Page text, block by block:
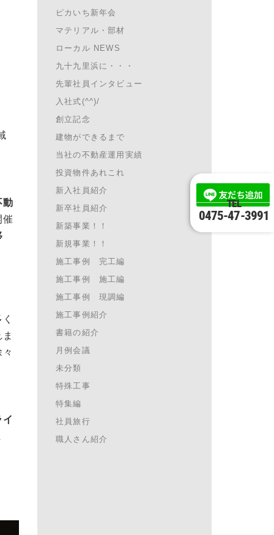
TEL
0475-47-3991
動
催
ピカいち新年会
マテリアル・部材
ローカル NEWS
九十九里浜に・・・
先輩社員インタビュー
入社式(^^)/
創立記念
建物ができるまで
当社の不動産運用実績
投資物件あれこれ
新入社員紹介
新卒社員紹介
新築事業！！
新規事業！！
施工事例 完工編
施工事例 施工編
施工事例 現調編
施工事例紹介
書籍の紹介
月例会議
未分類
特殊工事
特集編
社員旅行
職人さん紹介